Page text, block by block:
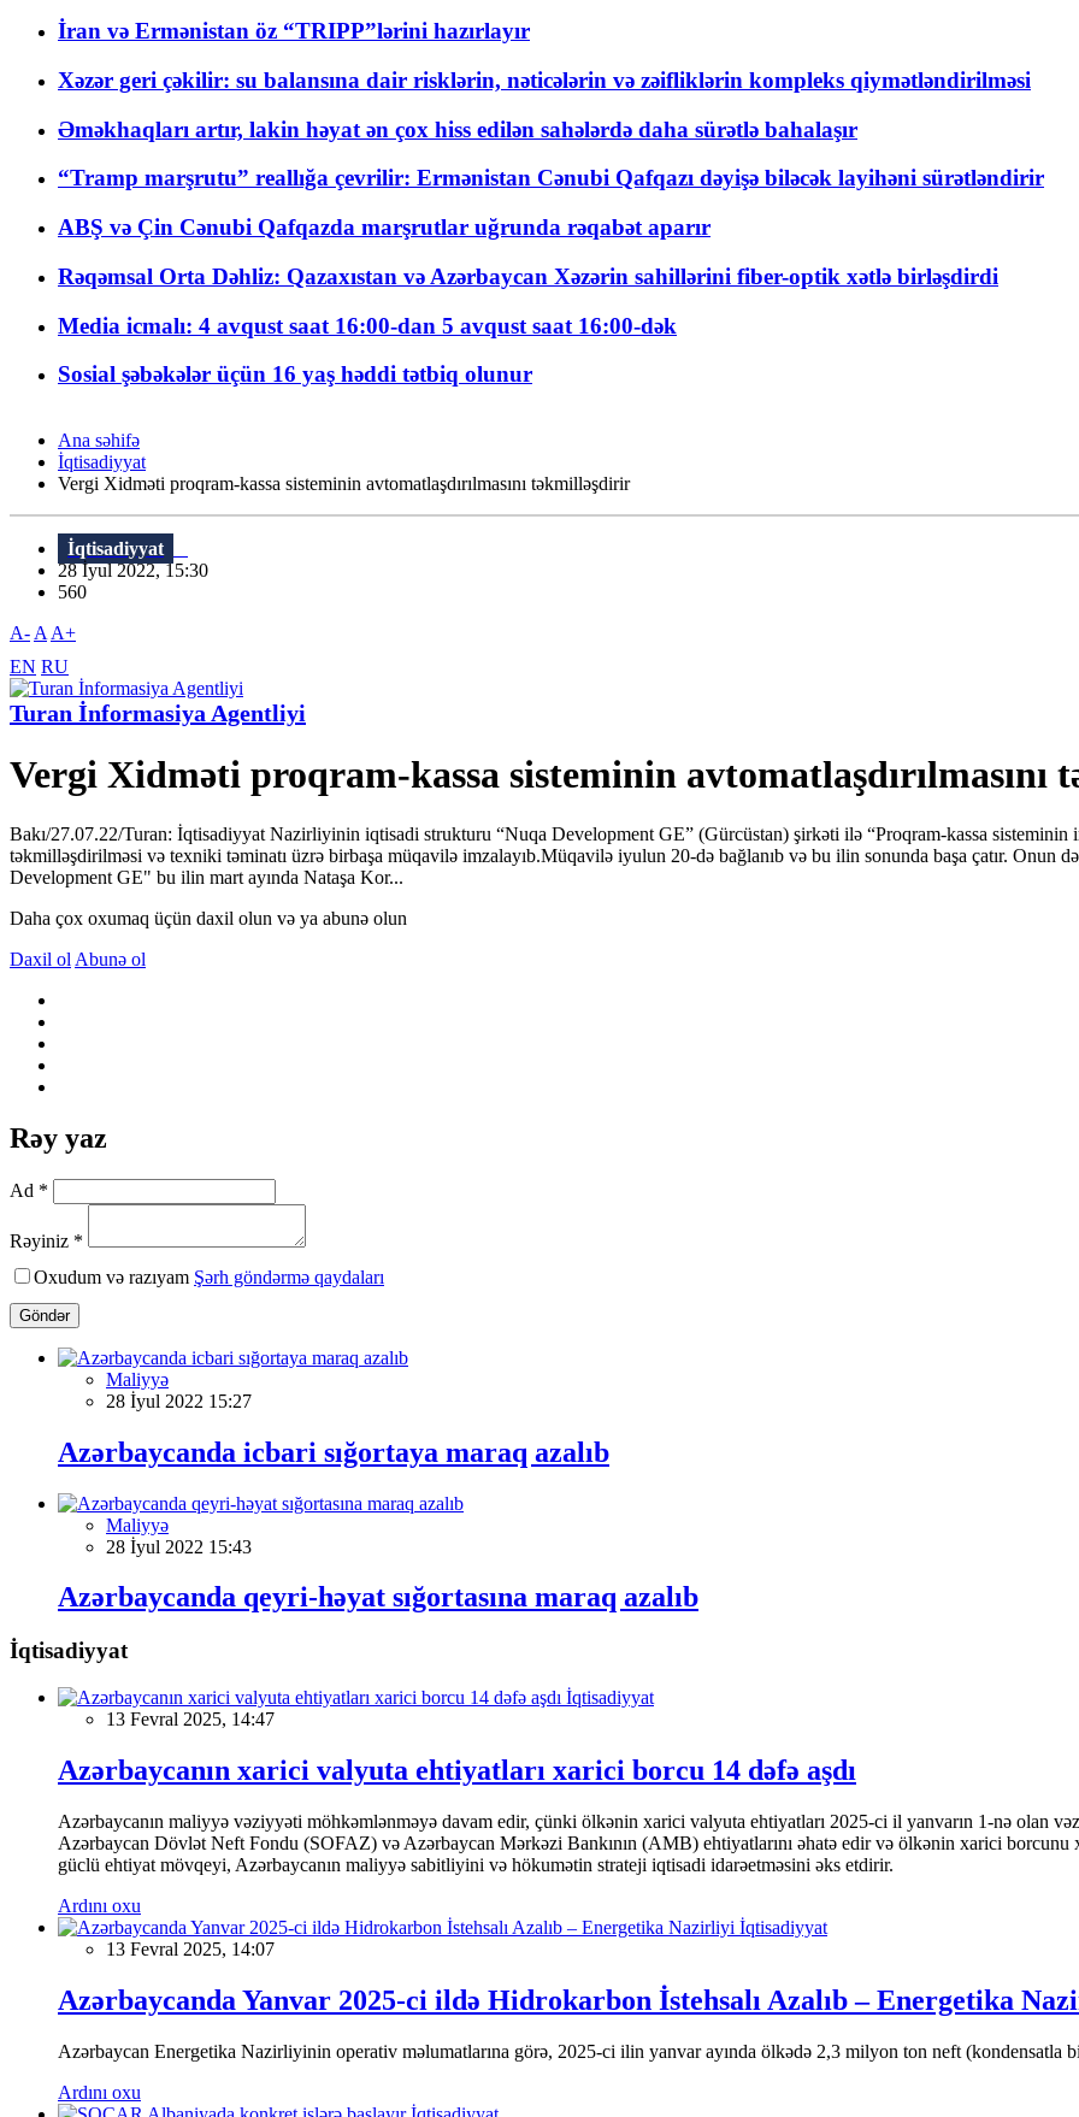
İran və Ermənistan öz “TRIPP”lərini hazırlayır
Xəzər geri çəkilir: su balansına dair risklərin, nəticələrin və zəifliklərin kompleks qiymətləndirilməsi
Əməkhaqları artır, lakin həyat ən çox hiss edilən sahələrdə daha sürətlə bahalaşır
“Tramp marşrutu” reallığa çevrilir: Ermənistan Cənubi Qafqazı dəyişə biləcək layihəni sürətləndirir
ABŞ və Çin Cənubi Qafqazda marşrutlar uğrunda rəqabət aparır
Rəqəmsal Orta Dəhliz: Qazaxıstan və Azərbaycan Xəzərin sahillərini fiber-optik xətlə birləşdirdi
Media icmalı: 4 avqust saat 16:00-dan 5 avqust saat 16:00-dək
Sosial şəbəkələr üçün 16 yaş həddi tətbiq olunur
Ana səhifə
İqtisadiyyat
Vergi Xidməti proqram-kassa sisteminin avtomatlaşdırılmasını təkmilləşdirir
İqtisadiyyat
28 İyul 2022, 15:30
560
A- A A+
EN RU
Turan İnformasiya Agentliyi
Vergi Xidməti proqram-kassa sisteminin
Bakı/27.07.22/Turan: İqtisadiyyat Nazirliyinin iqtisadi strukturu “Nuqa Development GE” (Gürcüstan) şirkəti ilə “Proqram-kassa sisteminin
təkmilləşdirilməsi və texniki təminatı üzrə birbaşa müqavilə imzalayıb.Müqavilə iyulun 20-də bağlanıb və bu ilin sonunda başa çatır. Onun
Development GE" bu ilin mart ayında Nataşa Kor...
Daha çox oxumaq üçün daxil olun və ya abunə olun
Daxil ol Abunə ol
Rəy yaz
Ad *
Rəyiniz *
Oxudum və razıyam Şərh göndərmə qaydaları
Göndər
Maliyyə
28 İyul 2022 15:27
Azərbaycanda icbari sığortaya maraq azalıb
Maliyyə
28 İyul 2022 15:43
Azərbaycanda qeyri-həyat sığortasına maraq azalıb
İqtisadiyyat
İqtisadiyyat
13 Fevral 2025, 14:47
Azərbaycanın xarici valyuta ehtiyatları xarici borcu 14 dəfə aşdı
Azərbaycanın maliyyə vəziyyəti möhkəmlənməyə davam edir, çünki ölkənin xarici valyuta ehtiyatları 2025-ci il yanvarın 1-nə olan
Azərbaycan Dövlət Neft Fondu (SOFAZ) və Azərbaycan Mərkəzi Bankının (AMB) ehtiyatlarını əhatə edir və ölkənin xarici
güclü ehtiyat mövqeyi, Azərbaycanın maliyyə sabitliyini və hökumətin strateji iqtisadi idarəetməsini əks etdirir.
Ardını oxu
İqtisadiyyat
13 Fevral 2025, 14:07
Azərbaycanda Yanvar 2025-ci ildə Hidrokarbon İstehsalı Azalıb – Energetika
Azərbaycan Energetika Nazirliyinin operativ məlumatlarına görə, 2025-ci ilin yanvar ayında ölkədə 2,3 milyon ton neft (kondensatla
Ardını oxu